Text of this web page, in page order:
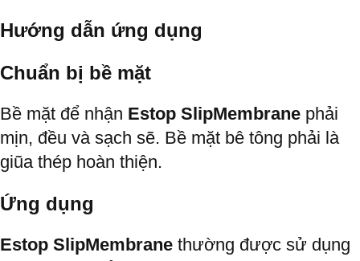
Hướng dẫn ứng dụng
Chuẩn bị bề mặt
Bề mặt để nhận Estop SlipMembrane phải
mịn, đều và sạch sẽ. Bề mặt bê tông phải là
giũa thép hoàn thiện.
Ứng dụng
Estop SlipMembrane thường được sử dụng